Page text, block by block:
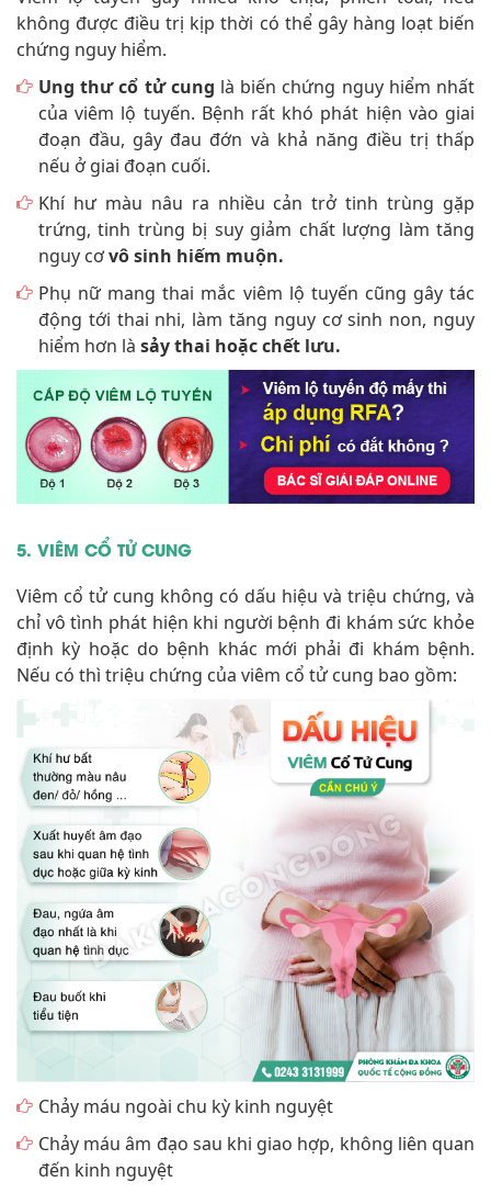
không được điều trị kịp thời có thể gây hàng loạt biến
chứng nguy hiểm.
Ung thư cổ tử cung là biến chứng nguy hiểm nhất
của viêm lộ tuyến. Bệnh rất khó phát hiện vào giai
đoạn đầu, gây đau đớn và khả năng điều trị thấp
nếu ở giai đoạn cuối.
Khí hư màu nâu ra nhiều cản trở tinh trùng gặp
trứng, tinh trùng bị suy giảm chất lượng làm tăng
nguy cơvô sinh hiếm muộn.
Phụ nữ mang thai mắc viêm lộ tuyến cũng gây tác
động tới thai nhi, làm tăng nguy cơ sinh non, nguy
hiểm hơn là sảy thai hoặc chết lưu.
5. VIÊM CỔ TỬ CUNG
Viêm cổ tử cung không có dấu hiệu và triệu chứng, và
chỉ vô tình phát hiện khi người bệnh đi khám sức khỏe
định kỳ hoặc do bệnh khác mới phải đi khám bệnh.
Nếu có thì triệu chứng của viêm cổ tử cung bao gồm:
Chảy máu ngoài chu kỳ kinh nguyệt
Chảy máu âm đạo sau khi giao hợp, không liên quan
đến kinh nguyệt